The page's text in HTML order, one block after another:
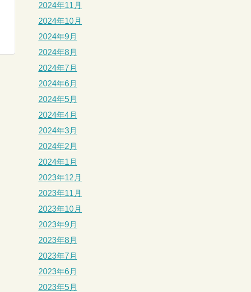
2024年11月
2024年10月
2024年9月
2024年8月
2024年7月
2024年6月
2024年5月
2024年4月
2024年3月
2024年2月
2024年1月
2023年12月
2023年11月
2023年10月
2023年9月
2023年8月
2023年7月
2023年6月
2023年5月